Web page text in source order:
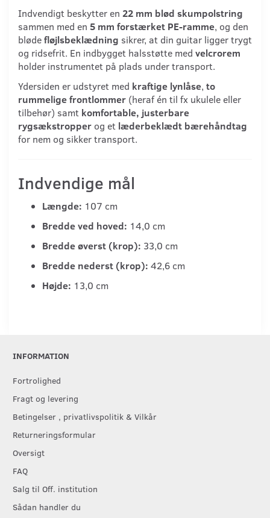
Indvendigt beskytter en 22 mm blød skumpolstring
sammen med en 5 mm forstærket PE-ramme, og den
blødefløjlsbeklædning sikrer, at din guitar ligger trygt
og ridsefrit. En indbygget halsstøtte med velcrorem
holder instrumentet på plads under transport.
Ydersiden er udstyret med kraftige lynlåse, to
rummelige frontlommer (heraf én til fx ukulele eller
tilbehør) samt komfortable, justerbare
rygsækstropper og et læderbeklædt bærehåndtag
for nem og sikker transport.
Indvendige mål
Længde: 107 cm
Bredde ved hoved: 14,0 cm
Bredde øverst (krop): 33,0 cm
Bredde nederst (krop): 42,6 cm
Højde: 13,0 cm
INFORMATION
Fortrolighed
Fragt og levering
Betingelser , privatlivspolitik & Vilkår
Returneringsformular
Oversigt
FAQ
Salg til Off. institution
Sådan handler du